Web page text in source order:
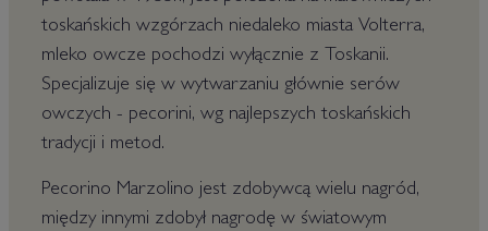
toskańskich wzgórzach niedaleko miasta Volterra,
mleko owcze pochodzi wyłącznie z Toskanii.
Specjalizuje się w wytwarzaniu głównie serów
owczych - pecorini, wg najlepszych toskańskich
tradycji i metod.
Pecorino Marzolino jest zdobywcą wielu nagród,
między innymi zdobył nagrodę w światowym